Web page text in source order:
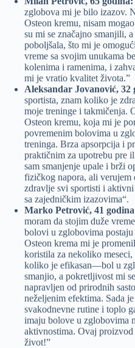
zglobova mi je bilo izazov.
Osteon kremu, nisam
su mi se značajno smanjili,
poboljšala, što mi je
vreme sa svojim unukama
kolenima i ramenima, i
mi je vratio kvalitet života.”
Aleksandar Jovanović, 32
sportista, znam koliko je
moje treninge i takmičenja.
Osteon kremu, koja mi je
povremenim bolovima u
treninga. Brza apsorpcija i
praktičnim za upotrebu pre
sam smanjenje upale i brži
fizičkog napora, ali verujem
zdravlje svi sportisti i
sa zajedničkim izazovima“.
Marko Petrović, 41
moram da stojim duže
bolovi u zglobovima
Osteon krema mi je
koristila za nekoliko
koliko je efikasan—bol u
smanjio, a pokretljivost mi
napravljen od prirodnih
neželjenim efektima. Sada
svakodnevne rutine i toplo
imaju bolove u zglobovima
aktivnostima. Ovaj
život!”